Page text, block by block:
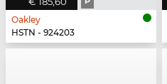
Oakley
HSTN - 924203